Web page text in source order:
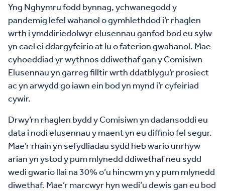
Yng Nghymru fodd bynnag, ychwanegodd y
pandemig lefel wahanol o gymhlethdod i’r rhaglen
wrth i ymddiriedolwyr elusennau ganfod bod eu sylw
yn cael ei ddargyfeirio at lu o faterion gwahanol. Mae
cyhoeddiad yr wythnos ddiwethaf gan y Comisiwn
Elusennau yn garreg filltir wrth ddatblygu’r prosiect
ac yn arwydd go iawn ein bod yn mynd i’r cyfeiriad
cywir.
Drwy’rn rhaglen bydd y Comisiwn yn dadansoddi eu
data i nodi elusennau y maent yn eu diffinio fel segur.
Mae’r rhain yn sefydliadau sydd heb wario unrhyw
arian yn ystod y pum mlynedd ddiwethaf neu sydd
wedi gwario llai na 30% o’u hincwm yn y pum mlynedd
diwethaf. Mae’r marcwyr hyn wedi’u dewis gan eu bod